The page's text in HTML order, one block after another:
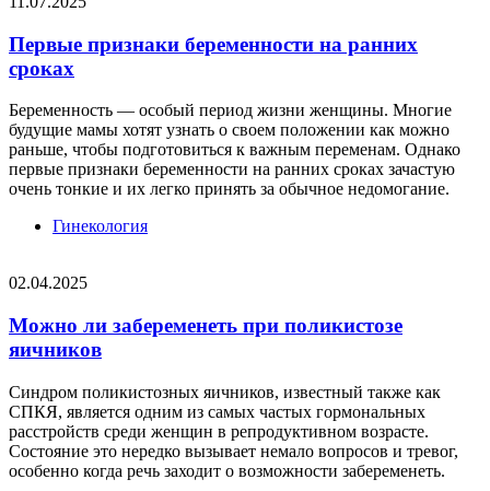
Первые признаки беременности на ранних
сроках
Беременность — особый период жизни женщины. Многие
будущие мамы хотят узнать о своем положении как можно
раньше, чтобы подготовиться к важным переменам. Однако
первые признаки беременности на ранних сроках зачастую
очень тонкие и их легко принять за обычное недомогание.
Гинекология
02.04.2025
Можно ли забеременеть при поликистозе
яичников
Синдром поликистозных яичников, известный также как
СПКЯ, является одним из самых частых гормональных
расстройств среди женщин в репродуктивном возрасте.
Состояние это нередко вызывает немало вопросов и тревог,
особенно когда речь заходит о возможности забеременеть.